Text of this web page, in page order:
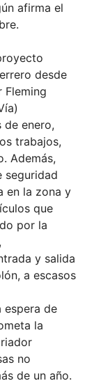
afirma el
desde
Fleming
de enero,
trabajos,
Además,
seguridad
en la zona y
que
por la
y salida
a escasos
espera de
la
no
de un año.